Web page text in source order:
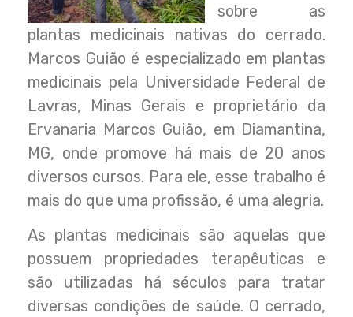
sobre as
plantas medicinais nativas do cerrado.
Marcos Guião é especializado em plantas
medicinais pela Universidade Federal de
Lavras, Minas Gerais e proprietário da
Ervanaria Marcos Guião, em Diamantina,
MG, onde promove há mais de 20 anos
diversos cursos. Para ele, esse trabalho é
mais do que uma profissão, é uma alegria.
As plantas medicinais são aquelas que
possuem propriedades terapêuticas e
são utilizadas há séculos para tratar
diversas condições de saúde. O cerrado,